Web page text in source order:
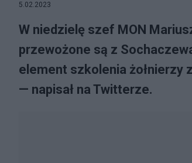
5.02.2023
W niedzielę szef MON
przewożone są z
element szkolenia żołnierzy
— napisał na Twitterze.